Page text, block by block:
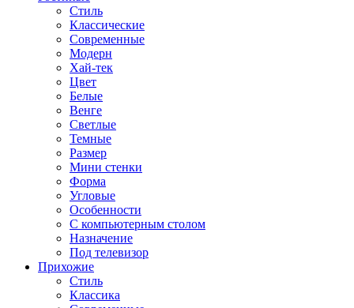
Стиль
Классические
Современные
Модерн
Хай-тек
Цвет
Белые
Венге
Светлые
Темные
Размер
Мини стенки
Форма
Угловые
Особенности
С компьютерным столом
Назначение
Под телевизор
Прихожие
Стиль
Классика